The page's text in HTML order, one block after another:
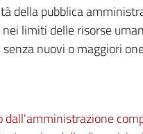
della pubblica
limiti delle risorse
nuovi o maggiori
dall'amministrazione